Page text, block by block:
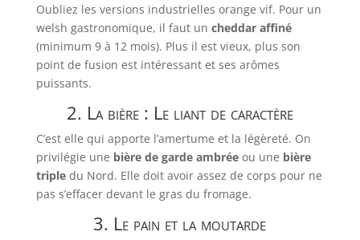
Oubliez les versions industrielles orange vif. Pour un
welsh gastronomique, il faut un cheddar affiné
(minimum 9 à 12 mois). Plus il est vieux, plus son
point de fusion est intéressant et ses arômes
puissants.
2. La bière : Le liant de caractère
C’est elle qui apporte l’amertume et la légèreté. On
privilégie une bière de garde ambréeou une bière
tripledu Nord. Elle doit avoir assez de corps pour ne
pas s’effacer devant le gras du fromage.
3. Le pain et la moutarde